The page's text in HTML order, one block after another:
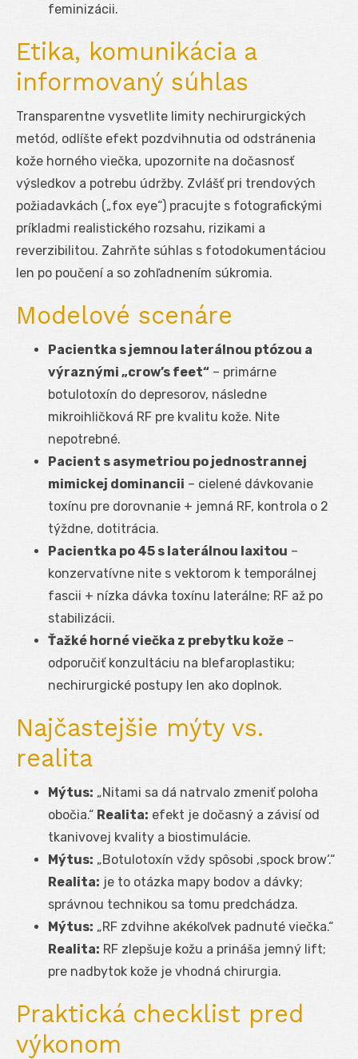
feminizácii.
Etika, komunikácia a
informovaný súhlas
Transparentne vysvetlite limity nechirurgických
metód, odlíšte efekt pozdvihnutia od odstránenia
kože horného viečka, upozornite na dočasnosť
výsledkov a potrebu údržby. Zvlášť pri trendových
požiadavkách („fox eye“) pracujte s fotografickými
príkladmi realistického rozsahu, rizikami a
reverzibilitou. Zahrňte súhlas s fotodokumentáciou
len po poučení a so zohľadnením súkromia.
Modelové scenáre
Pacientka s jemnou laterálnou ptózou a
výraznými „crow’s feet“ – primárne
botulotoxín do depresorov, následne
mikroihličková RF pre kvalitu kože. Nite
nepotrebné.
Pacient s asymetriou po jednostrannej
mimickej dominancii – cielené dávkovanie
toxínu pre dorovnanie + jemná RF, kontrola o 2
týždne, dotitrácia.
Pacientka po 45 s laterálnou laxitou –
konzervatívne nite s vektorom k temporálnej
fascii + nízka dávka toxínu laterálne; RF až po
stabilizácii.
Ťažké horné viečka z prebytku kože –
odporučiť konzultáciu na blefaroplastiku;
nechirurgické postupy len ako doplnok.
Najčastejšie mýty vs.
realita
Mýtus: „Nitami sa dá natrvalo zmeniť poloha
obočia.“ Realita: efekt je dočasný a závisí od
tkanivovej kvality a biostimulácie.
Mýtus: „Botulotoxín vždy spôsobi ‚spock brow‘.“
Realita: je to otázka mapy bodov a dávky;
správnou technikou sa tomu predchádza.
Mýtus: „RF zdvihne akékoľvek padnuté viečka.“
Realita: RF zlepšuje kožu a prináša jemný lift;
pre nadbytok kože je vhodná chirurgia.
Praktická checklist pred
výkonom